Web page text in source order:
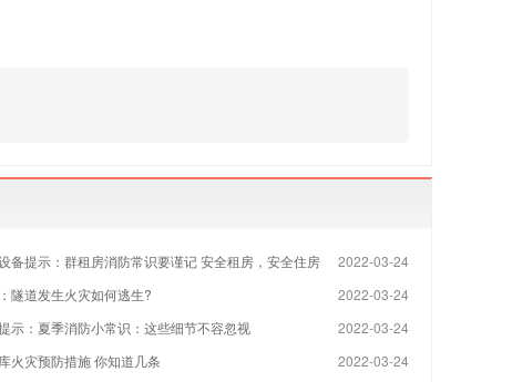
2022-03-24
备提示：群租房消防常识要谨记 安全租房，安全住房
2022-03-24
隧道发生火灾如何逃生?
2022-03-24
示：夏季消防小常识：这些细节不容忽视
2022-03-24
火灾预防措施 你知道几条